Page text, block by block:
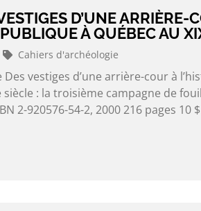
D’UNE ARRIÈRE-
PUBLIQUE À QUÉBEC AU
Cahiers d'archéologie
vestiges d’une arrière-cour à
siècle : la troisième campagne de
2-920576-54-2, 2000 216 pages 10 $